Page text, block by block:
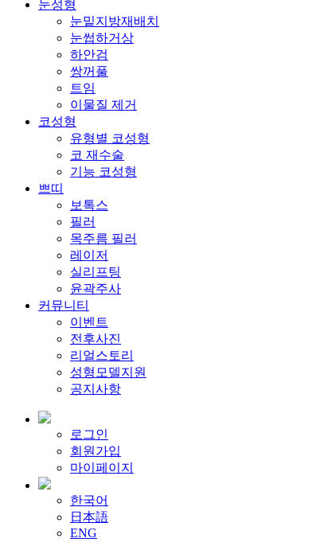
눈성형
눈밑지방재배치
눈썹하거상
하안검
쌍꺼풀
트임
이물질 제거
코성형
유형별 코성형
코 재수술
기능 코성형
쁘띠
보톡스
필러
목주름 필러
레이저
실리프팅
윤곽주사
커뮤니티
이벤트
전후사진
리얼스토리
성형모델지원
공지사항
로그인
회원가입
마이페이지
한국어
日本語
ENG